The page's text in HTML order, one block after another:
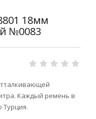
18мм
№0083
Каждый ремень в
Турция.